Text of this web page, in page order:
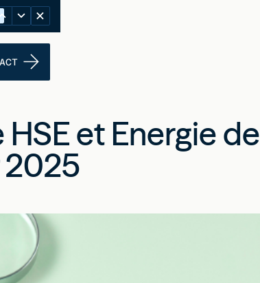
et Energie de
2025